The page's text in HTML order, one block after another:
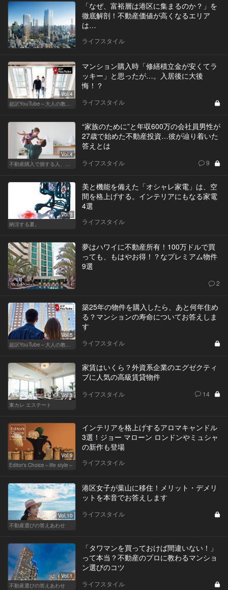
「なぜ、富裕層は港区に集まるのか？」を
徹底解剖！不動産価値が高くなるエリア
は…
ライフスタイル
Vol.4
超訳YouTube～大人の教養講座～
マンション購入時「修繕積立金が安くてラ
ッキー」と思ったが…。入居後に大後
悔！？
ライフスタイル
Vol.4
不動産購入で損する人、得する人
“家族のために”と年収600万の会社員男性が
27歳で始めた不動産投資…彼が辿り着いた
答えとは
ライフスタイル 9
Vol.3
納涼する夏。
美と機能を備えた「オシャレ家電」は、空
間を格上げする。インテリアにもなる家電
4選
ライフスタイル
夢はハワイに不動産所有！100万ドルで買
っても、もはやお得！？なプレミアム物件
9選
2
Vol.5
超訳YouTube～大人の教養講座～
築25年の物件を購入したら、あと何年住め
る？マンションの寿命についてお答えしま
す
ライフスタイル
Vol.3
東カレ エステート
家賃はいくら？外資系企業のエグゼクティ
ブに人気の高級賃貸物件
ライフスタイル 14
Vol.9
Editor's Choice～life style～
インテリアを格上げするアロマキャンドル
3選！ジョー マローン ロンドンやミュシャ
の新作も登場
ライフスタイル
Vol.10
不動産選びの答えあわせ
港区女子が葉山に移住！メリット・デメリ
ットを本音でお答えします
ライフスタイル
Vol.1
不動産選びの答えあわせ
「タワマンを買っておけば間違いない！」
って本当？不動産のプロに教わるマンショ
ン選びのコツ
ライフスタイル